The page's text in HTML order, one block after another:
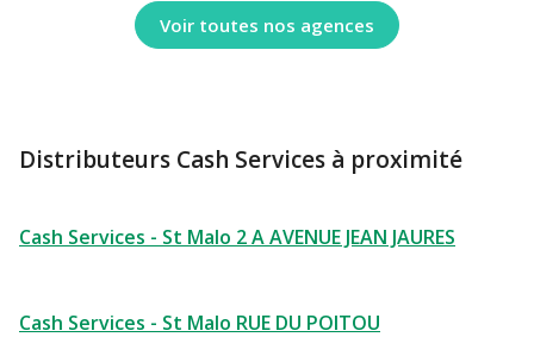
Voir toutes nos agences
Distributeurs Cash Services à proximité
Cash Services - St Malo 2 A AVENUE JEAN JAURES
Cash Services - St Malo RUE DU POITOU